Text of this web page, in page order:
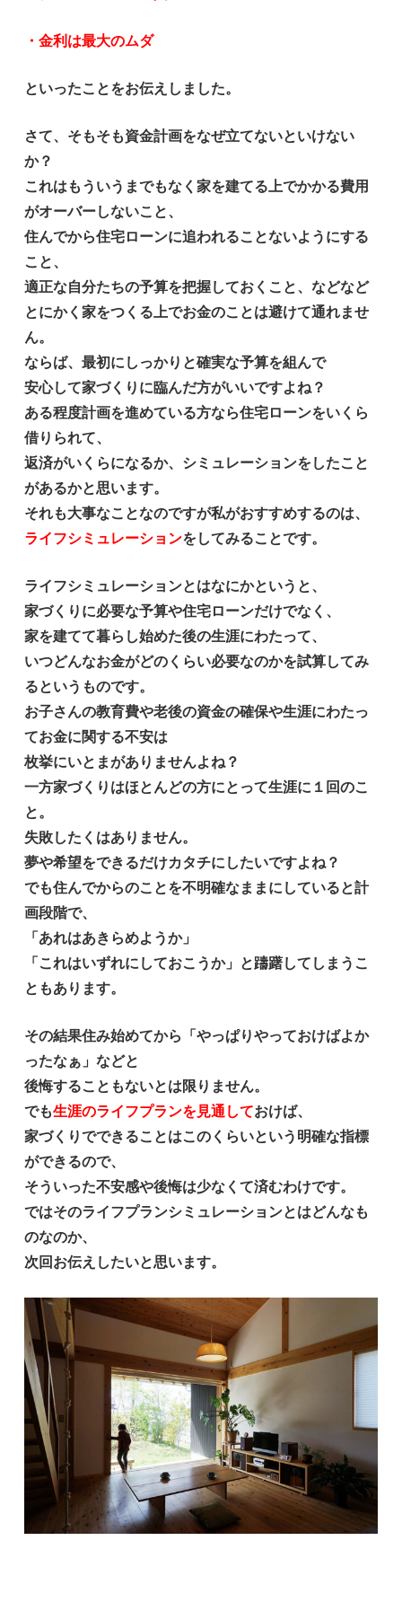
・金利は最大のムダ
といったことをお伝えしました。
さて、そもそも資金計画をなぜ立てないといけない
か？
これはもういうまでもなく家を建てる上でかかる費用
がオーバーしないこと、
住んでから住宅ローンに追われることないようにする
こと、
適正な自分たちの予算を把握しておくこと、などなど
とにかく家をつくる上でお金のことは避けて通れませ
ん。
ならば、最初にしっかりと確実な予算を組んで
安心して家づくりに臨んだ方がいいですよね？
ある程度計画を進めている方なら住宅ローンをいくら
借りられて、
返済がいくらになるか、シミュレーションをしたこと
があるかと思います。
それも大事なことなのですが私がおすすめするのは、
ライフシミュレーションをしてみることです。
ライフシミュレーションとはなにかというと、
家づくりに必要な予算や住宅ローンだけでなく、
家を建てて暮らし始めた後の生涯にわたって、
いつどんなお金がどのくらい必要なのかを試算してみ
るというものです。
お子さんの教育費や老後の資金の確保や生涯にわたっ
てお金に関する不安は
枚挙にいとまがありませんよね？
一方家づくりはほとんどの方にとって生涯に１回のこ
と。
失敗したくはありません。
夢や希望をできるだけカタチにしたいですよね？
でも住んでからのことを不明確なままにしていると計
画段階で、
「あれはあきらめようか」
「これはいずれにしておこうか」と躊躇してしまうこ
ともあります。
その結果住み始めてから「やっぱりやっておけばよか
ったなぁ」などと
後悔することもないとは限りません。
でも生涯のライフプランを見通しておけば、
家づくりでできることはこのくらいという明確な指標
ができるので、
そういった不安感や後悔は少なくて済むわけです。
ではそのライフプランシミュレーションとはどんなも
のなのか、
次回お伝えしたいと思います。